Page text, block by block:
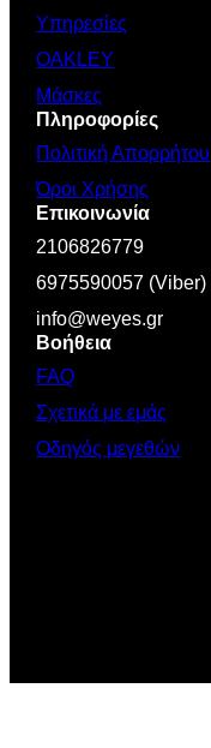
Υπηρεσίες
OAKLEY
Μάσκες
Πληροφορίες
Πολιτική Απορρήτου
Όροι Χρήσης
Επικοινωνία
2106826779
6975590057 (Viber)
info@weyes.gr
Βοήθεια
FAQ
Σχετικά με εμάς
Οδηγός μεγεθών